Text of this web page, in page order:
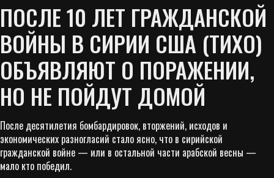
ПОСЛЕ 10 ЛЕТ ГРАЖДАНСКОЙ
ВОЙНЫ В СИРИИ США (ТИХО)
ОБЪЯВЛЯЮТ О ПОРАЖЕНИИ,
НО НЕ ПОЙДУТ ДОМОЙ
После десятилетия бомбардировок, вторжений, исходов и
экономических разногласий стало ясно, что в сирийской
гражданской войне — или в остальной части арабской весны —
мало кто победил.